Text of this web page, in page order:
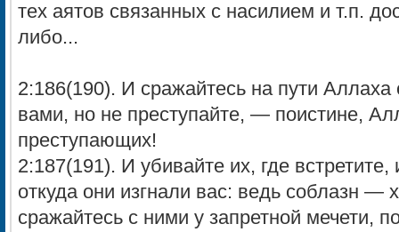
тех аятов связанных с насилием и т.п.
либо...
2:186(190). И сражайтесь на пути Аллаха
вами, но не преступайте, — поистине,
преступающих!
2:187(191). И убивайте их, где встретите,
откуда они изгнали вас: ведь соблазн —
сражайтесь c ними y запретной мечети,